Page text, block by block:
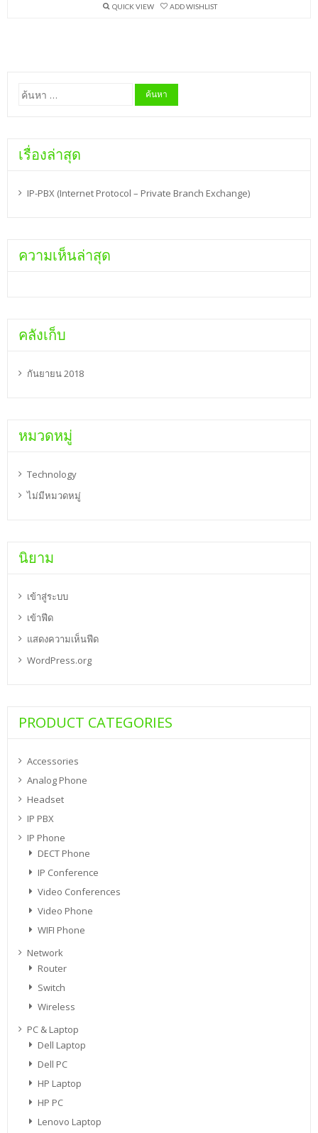
QUICK VIEW ADD WISHLIST
ค้นหา
สำหรับ:
เรื่องล่าสุด
IP-PBX (Internet Protocol – Private Branch Exchange)
ความเห็นล่าสุด
คลังเก็บ
กันยายน 2018
หมวดหมู่
Technology
ไม่มีหมวดหมู่
นิยาม
เข้าสู่ระบบ
เข้าฟีด
แสดงความเห็นฟีด
WordPress.org
PRODUCT CATEGORIES
Accessories
Analog Phone
Headset
IP PBX
IP Phone
DECT Phone
IP Conference
Video Conferences
Video Phone
WIFI Phone
Network
Router
Switch
Wireless
PC & Laptop
Dell Laptop
Dell PC
HP Laptop
HP PC
Lenovo Laptop